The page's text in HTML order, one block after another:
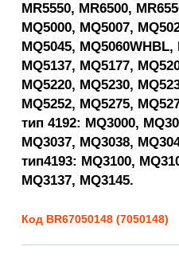
MR5550, MR6500,
MQ5000, MQ5007,
MQ5045,
MQ5137, MQ5177,
MQ5220, MQ5230,
MQ5252, MQ5275,
тип 4192: MQ3000,
MQ3037, MQ3038,
тип4193: MQ3100,
MQ3137, MQ3145.
Код BR67050148 (7050148)